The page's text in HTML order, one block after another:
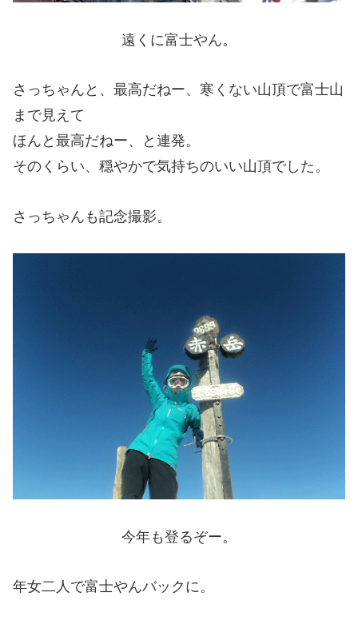
遠くに富士やん。
さっちゃんと、最高だねー、寒くない山頂で富士山
まで見えて
ほんと最高だねー、と連発。
そのくらい、穏やかで気持ちのいい山頂でした。
さっちゃんも記念撮影。
今年も登るぞー。
年女二人で富士やんバックに。